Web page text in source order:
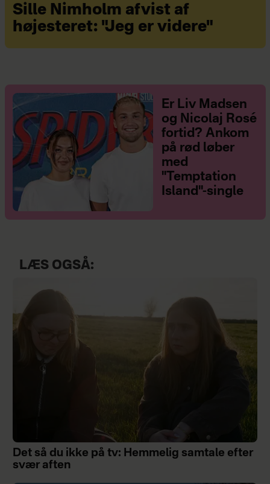
Sille Nimholm afvist af
højesteret: "Jeg er videre"
Er Liv Madsen
og Nicolaj Rosé
fortid? Ankom
på rød løber
med
"Temptation
Island"-single
LÆS OGSÅ:
Det så du ikke på tv: Hemmelig samtale efter
svær aften